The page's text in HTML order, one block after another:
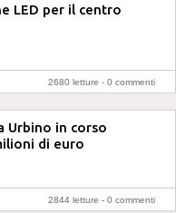
LED per il centro
2680 letture - 0 commenti
Urbino in corso
di euro
2844 letture - 0 commenti